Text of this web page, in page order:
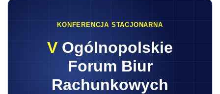
KONFERENCJA STACJONARNA
V Ogólnopolskie
Forum Biur
Rachunkowych